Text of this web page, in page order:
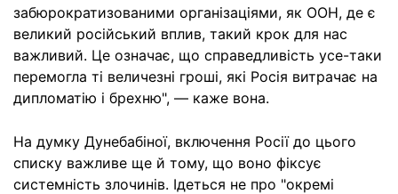
забюрократизованими організаціями, як ООН, де є
великий російський вплив, такий крок для нас
важливий. Це означає, що справедливість усе-таки
перемогла ті величезні гроші, які Росія витрачає на
дипломатію і брехню", — каже вона.
На думку Дунебабіної, включення Росії до цього
списку важливе ще й тому, що воно фіксує
системність злочинів. Ідеться не про "окремі